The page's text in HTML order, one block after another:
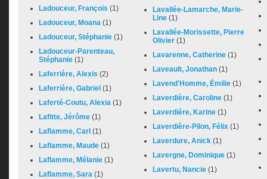
Ladouceur, François (1)
Ladouceur, Moana (1)
Ladouceur, Stéphanie (1)
Ladouceur-Parenteau,
Stéphanie (1)
Laferrière, Alexis (2)
Laferrière, Gabriel (1)
Laferté-Coutu, Alexia (1)
Lafitte, Jérôme (1)
Laflamme, Carl (1)
Laflamme, Maude (1)
Laflamme, Mélanie (1)
Laflamme, Sara (1)
Lavallée-Lamarche, Marie-
Line (1)
Lavallée-Morissette, Pierre
Olivier (1)
Lavarenne, Catherine (1)
Laveault, Jonathan (1)
Lavend'Homme, Émilie (1)
Laverdière, Caroline (1)
Laverdière, Karine (1)
Laverdière-Pilon, Félix (1)
Laverdure, Anick (1)
Lavergne, Dominique (1)
Lavertu, Nancie (1)